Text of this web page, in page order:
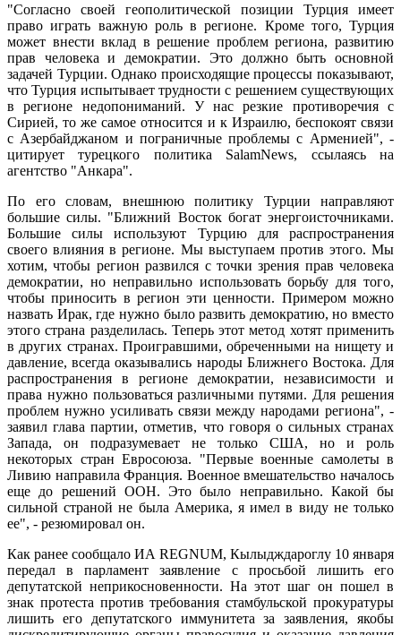
"Согласно своей геополитической позиции Турция имеет
право играть важную роль в регионе. Кроме того, Турция
может внести вклад в решение проблем региона, развитию
прав человека и демократии. Это должно быть основной
задачей Турции. Однако происходящие процессы показывают,
что Турция испытывает трудности с решением существующих
в регионе недопониманий. У нас резкие противоречия с
Сирией, то же самое относится и к Израилю, беспокоят связи
с Азербайджаном и пограничные проблемы с Арменией", -
цитирует турецкого политика SalamNews, ссылаясь на
агентство "Анкара".
По его словам, внешнюю политику Турции направляют
большие силы. "Ближний Восток богат энергоисточниками.
Большие силы используют Турцию для распространения
своего влияния в регионе. Мы выступаем против этого. Мы
хотим, чтобы регион развился с точки зрения прав человека
демократии, но неправильно использовать борьбу для того,
чтобы приносить в регион эти ценности. Примером можно
назвать Ирак, где нужно было развить демократию, но вместо
этого страна разделилась. Теперь этот метод хотят применить
в других странах. Проигравшими, обреченными на нищету и
давление, всегда оказывались народы Ближнего Востока. Для
распространения в регионе демократии, независимости и
права нужно пользоваться различными путями. Для решения
проблем нужно усиливать связи между народами региона", -
заявил глава партии, отметив, что говоря о сильных странах
Запада, он подразумевает не только США, но и роль
некоторых стран Евросоюза. "Первые военные самолеты в
Ливию направила Франция. Военное вмешательство началось
еще до решений ООН. Это было неправильно. Какой бы
сильной страной не была Америка, я имел в виду не только
ее", - резюмировал он.
Как ранее сообщало ИА REGNUM, Кылыдждароглу 10 января
передал в парламент заявление с просьбой лишить его
депутатской неприкосновенности. На этот шаг он пошел в
знак протеста против требования стамбульской прокуратуры
лишить его депутатского иммунитета за заявления, якобы